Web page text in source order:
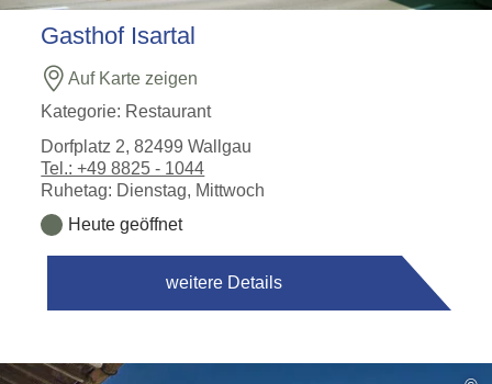
Gasthof Isartal
Auf Karte zeigen
Kategorie: Restaurant
Dorfplatz 2, 82499 Wallgau
Tel.: +49 8825 - 1044
Ruhetag: Dienstag, Mittwoch
Heute geöffnet
weitere Details